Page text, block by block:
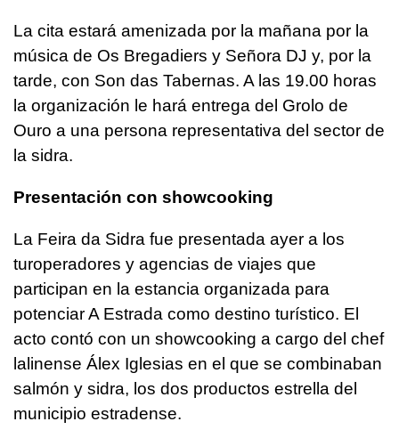
La cita estará amenizada por la mañana por la
música de Os Bregadiers y Señora DJ y, por la
tarde, con Son das Tabernas. A las 19.00 horas
la organización le hará entrega del Grolo de
Ouro a una persona representativa del sector de
la sidra.
Presentación con showcooking
La Feira da Sidra fue presentada ayer a los
turoperadores y agencias de viajes que
participan en la estancia organizada para
potenciar A Estrada como destino turístico. El
acto contó con un showcooking a cargo del chef
lalinense Álex Iglesias en el que se combinaban
salmón y sidra, los dos productos estrella del
municipio estradense.